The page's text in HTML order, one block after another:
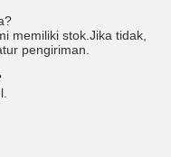
memiliki stok.Jika tidak,
pengiriman.